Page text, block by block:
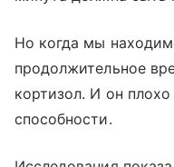
Но когда мы
продолжительное
кортизол. И он
способности.